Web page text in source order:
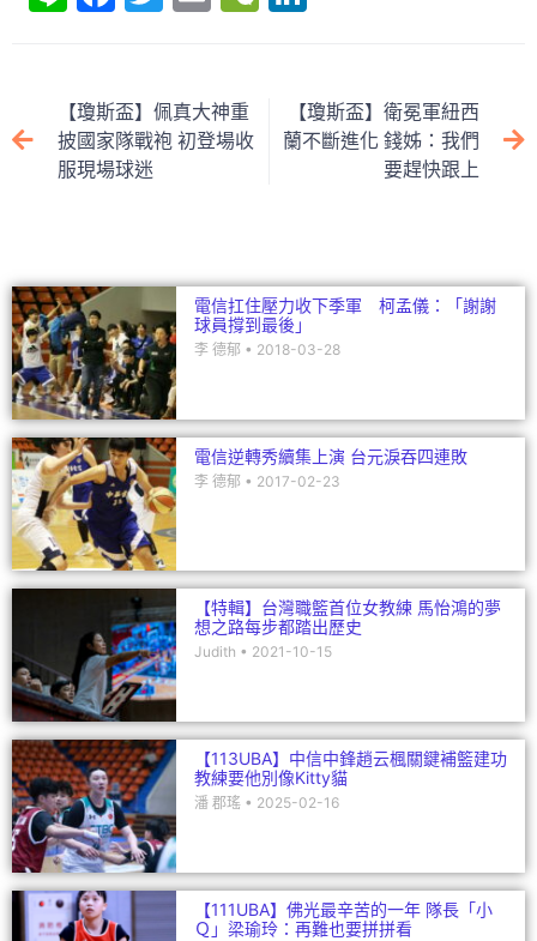
e
b
o
er l
at
e
dI
【瓊斯盃】佩真大神重
披國家隊戰袍 初登場收
服現場球迷
【瓊斯盃】衛冕軍紐西
蘭不斷進化 錢姊：我們
要趕快跟上
電信扛住壓力收下季軍 柯孟儀：「謝謝
球員撐到最後」
李 德郁 2018-03-28
電信逆轉秀續集上演 台元淚吞四連敗
李 德郁 2017-02-23
【特輯】台灣職籃首位女教練 馬怡鴻的夢
想之路每步都踏出歷史
Judith 2021-10-15
【113UBA】中信中鋒趙云楓關鍵補籃建功
教練要他別像Kitty貓
潘 郡瑤 2025-02-16
【111UBA】佛光最辛苦的一年 隊長「小
Ｑ」梁瑜玲：再難也要拼拼看